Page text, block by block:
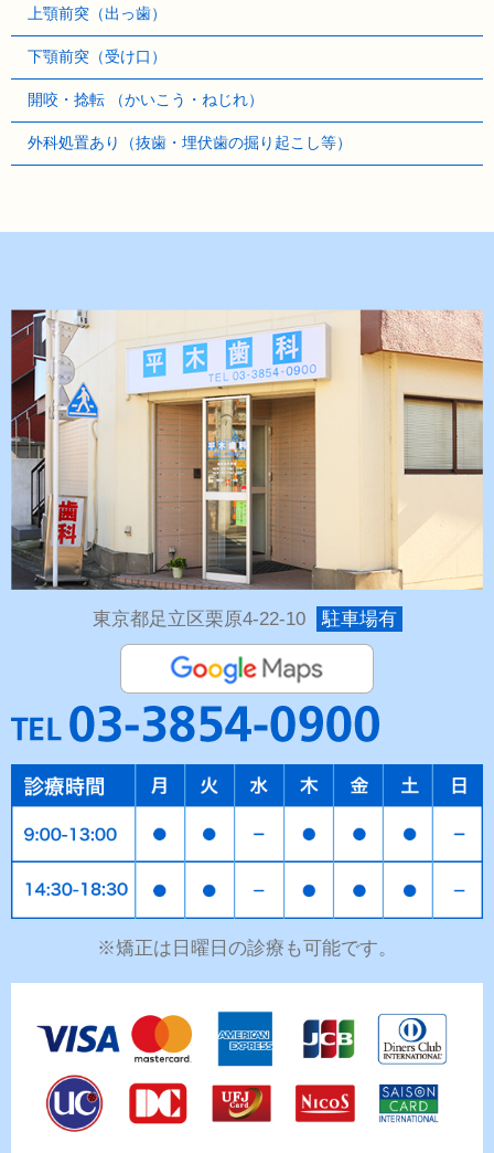
上顎前突（出っ歯）
下顎前突（受け口）
開咬・捻転 （かいこう・ねじれ）
外科処置あり（抜歯・埋伏歯の掘り起こし等）
東京都足立区栗原4-22-10 駐車場有
※矯正は日曜日の診療も可能です。